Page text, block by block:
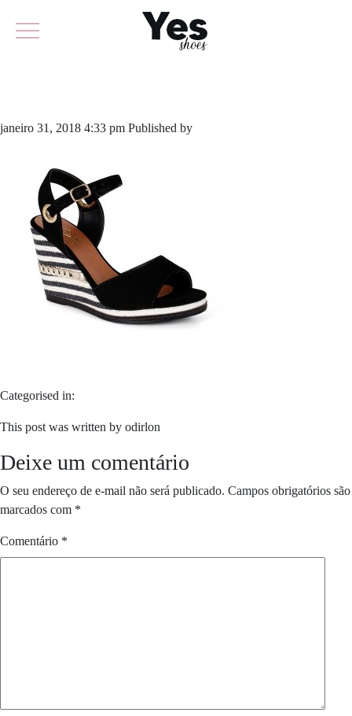
janeiro 31, 2018 4:33 pm Published by
Categorised in:
This post was written by odirlon
Deixe um comentário
O seu endereço de e-mail não será publicado. Campos obrigatórios são
marcados com *
Comentário *